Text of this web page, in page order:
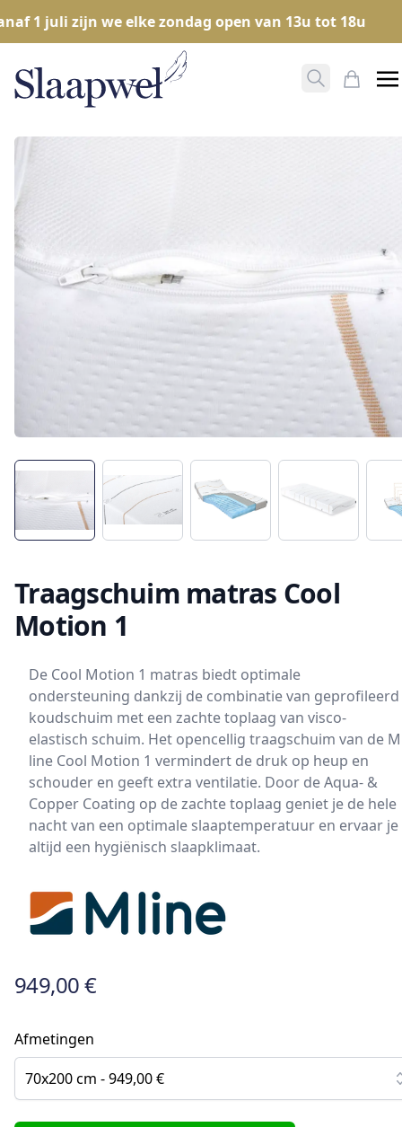
1 juli zijn we elke zondag open van 13u tot 18u
ZoekenMijn
Traagschuim matras Cool
Motion 1
De Cool Motion 1 matras biedt optimale
ondersteuning dankzij de combinatie van geprofileerd
koudschuim met een zachte toplaag van visco-
elastisch schuim. Het opencellig traagschuim van de M
line Cool Motion 1 vermindert de druk op heup en
schouder en geeft extra ventilatie. Door de Aqua- &
Copper Coating op de zachte toplaag geniet je de hele
nacht van een optimale slaaptemperatuur en ervaar je
altijd een hygiënisch slaapklimaat.
949,00 €
Afmetingen
70x200 cm - 949,00 €